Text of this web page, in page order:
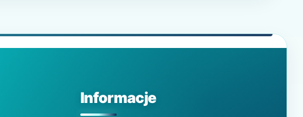
Informacje